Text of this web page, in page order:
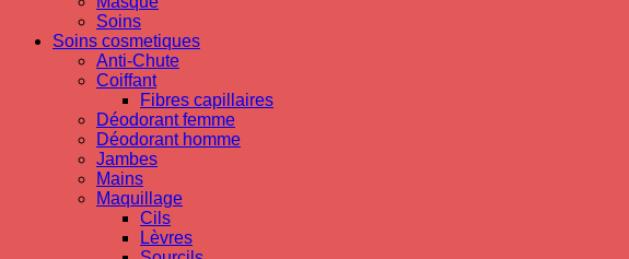
Soins
Soins cosmetiques
Anti-Chute
Coiffant
Fibres capillaires
Déodorant femme
Déodorant homme
Jambes
Mains
Maquillage
Cils
Lèvres